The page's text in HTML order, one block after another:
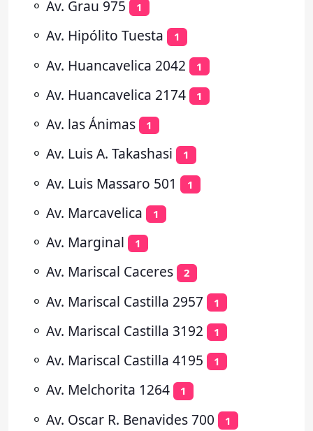
⚬ Av. Grau 975 1
⚬ Av. Hipólito Tuesta 1
⚬ Av. Huancavelica 2042 1
⚬ Av. Huancavelica 2174 1
⚬ Av. las Ánimas 1
⚬ Av. Luis A. Takashasi 1
⚬ Av. Luis Massaro 501 1
⚬ Av. Marcavelica 1
⚬ Av. Marginal 1
⚬ Av. Mariscal Caceres 2
⚬ Av. Mariscal Castilla 2957 1
⚬ Av. Mariscal Castilla 3192 1
⚬ Av. Mariscal Castilla 4195 1
⚬ Av. Melchorita 1264 1
⚬ Av. Oscar R. Benavides 700 1